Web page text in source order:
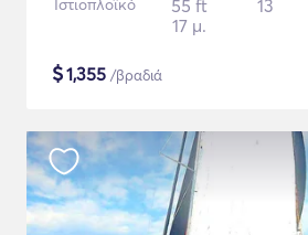
Ιστιοπλοϊκό
55 ft
17 μ.
13
$1,355 /βραδιά